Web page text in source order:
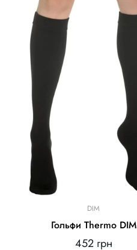
DIM
Гольфи Thermo DIM
Звичайна
452 грн